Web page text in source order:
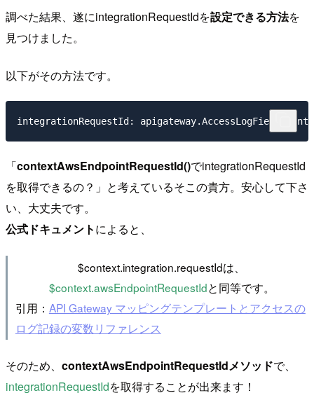
調べた結果、遂にintegrationRequestIdを設定できる方法を
見つけました。
以下がその方法です。
integrationRequestId:
「contextAwsEndpointRequestId()でintegrationRequestId
を取得できるの？」と考えているそこの貴方。安心して下さ
い、大丈夫です。
公式ドキュメントによると、
$context.integration.requestIdは、
$context.awsEndpointRequestIdと同等です。
引用： API Gateway マッピングテンプレートとアクセスの
ログ記録の変数リファレンス
そのため、 contextAwsEndpointRequestIdメソッドで、
integrationRequestIdを取得することが出来ます！